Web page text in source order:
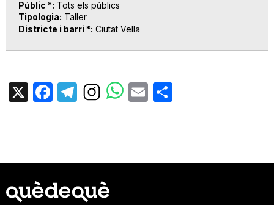
Públic * Tots els públics
Tipologia Taller
Districte i barri * Ciutat Vella
X Facebook
TelegramEmail